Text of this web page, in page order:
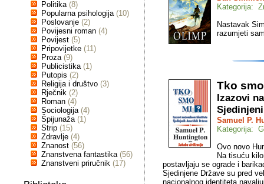
Politika (8)
Popularna psihologija (10)
Poslovanje (2)
Povijesni roman (4)
Povijest (5)
Pripovijetke (11)
Proza (9)
Publicistika (1)
Putopis (2)
Religija i društvo (3)
Rječnik (2)
Roman (4)
Sociologija (4)
Špijunaža (1)
Strip (15)
Zdravlje (4)
Znanost (56)
Znanstvena fantastika (56)
Znanstveni priručnik (17)
Kategorija:
Nastavak
razumjeti
Tko
Izazovi
Samuel P.
Kategorija:
Ovo novo
Na tisuću
postavljaju se ograde i
Sjedinjene Države su pred
nacionalnog identiteta